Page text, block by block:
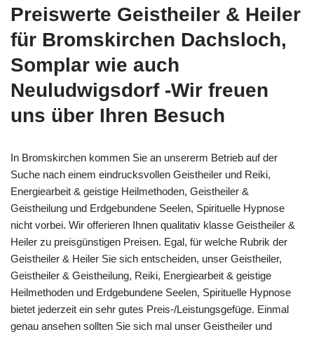
Preiswerte Geistheiler & Heiler
für Bromskirchen Dachsloch,
Somplar wie auch
Neuludwigsdorf -Wir freuen
uns über Ihren Besuch
In Bromskirchen kommen Sie an unsererm Betrieb auf der
Suche nach einem eindrucksvollen Geistheiler und Reiki,
Energiearbeit & geistige Heilmethoden, Geistheiler &
Geistheilung und Erdgebundene Seelen, Spirituelle Hypnose
nicht vorbei. Wir offerieren Ihnen qualitativ klasse Geistheiler &
Heiler zu preisgünstigen Preisen. Egal, für welche Rubrik der
Geistheiler & Heiler Sie sich entscheiden, unser Geistheiler,
Geistheiler & Geistheilung, Reiki, Energiearbeit & geistige
Heilmethoden und Erdgebundene Seelen, Spirituelle Hypnose
bietet jederzeit ein sehr gutes Preis-/Leistungsgefüge. Einmal
genau ansehen sollten Sie sich mal unser Geistheiler und